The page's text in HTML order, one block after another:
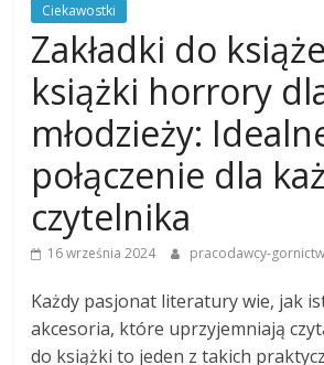
Ciekawostki
Zakładki do
książki horrory
młodzieży:
połączenie dla
czytelnika
16 września 2024 pracodawcy-
Każdy pasjonat literatury wie, jak
akcesoria, które uprzyjemniają
do książki to jeden z takich